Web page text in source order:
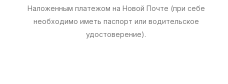
Наложенным платежом на Новой Почте (при себе
необходимо иметь паспорт или водительское
удостоверение).